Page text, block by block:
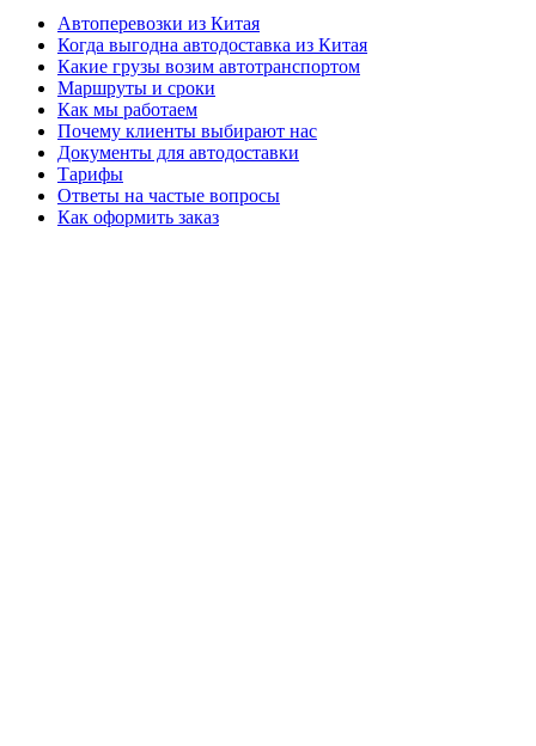
Автоперевозки из Китая
Когда выгодна автодоставка из Китая
Какие грузы возим автотранспортом
Маршруты и сроки
Как мы работаем
Почему клиенты выбирают нас
Документы для автодоставки
Тарифы
Ответы на частые вопросы
Как оформить заказ